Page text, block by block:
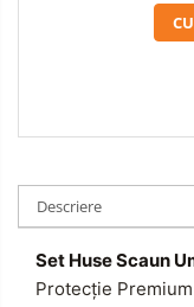
Descriere
Set Huse Scaun
Protecție